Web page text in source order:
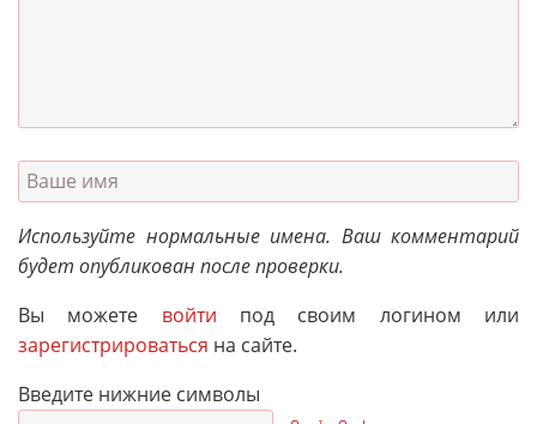
Используйте нормальные имена. Ваш комментарий
будет опубликован после проверки.
Вы можете войти под своим логином или
зарегистрироваться на сайте.
Введите нижние символы